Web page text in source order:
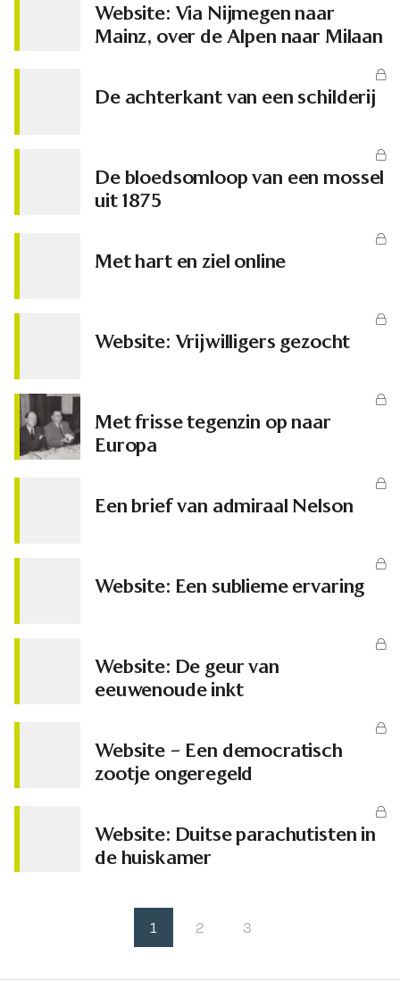
Website: Via Nijmegen naar
Mainz, over de Alpen naar Milaan
De achterkant van een schilderij
De bloedsomloop van een mossel
uit 1875
Met hart en ziel online
Website: Vrijwilligers gezocht
Met frisse tegenzin op naar
Europa
Een brief van admiraal Nelson
Website: Een sublieme ervaring
Website: De geur van
eeuwenoude inkt
Website – Een democratisch
zootje ongeregeld
Website: Duitse parachutisten in
de huiskamer
1 2 3